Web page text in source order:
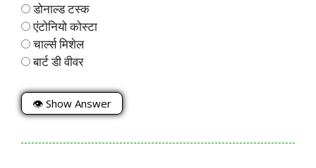
डोनाल्ड टस्क
एंटोनियो कोस्टा
चार्ल्स मिशेल
बार्ट डी वीवर
👁 Show Answer